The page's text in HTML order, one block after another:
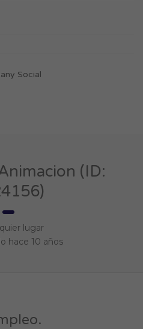
Social
(ID:
lugar
hace 10 años